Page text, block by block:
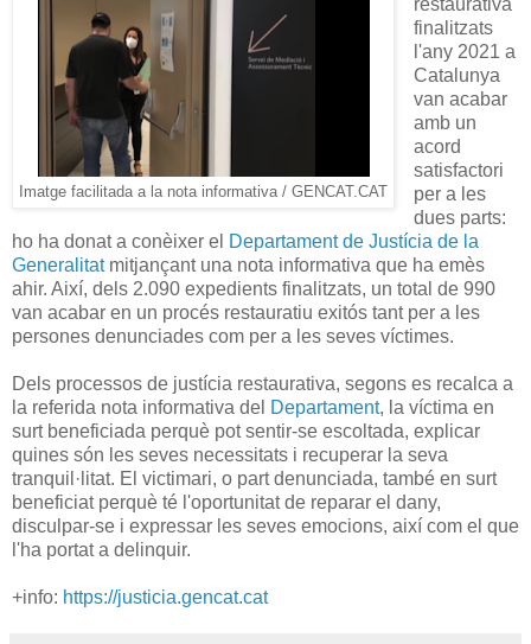
Imatge facilitada a la nota informativa / GENCAT.CAT
restaurativa
finalitzats
l'any 2021 a
Catalunya
van acabar
amb un
acord
satisfactori
per a les
dues parts:
ho ha donat a conèixer el Departament de Justícia de la
Generalitatmitjançant una nota informativa que ha emès
ahir. Així, dels 2.090 expedients finalitzats, un total de 990
van acabar en un procés restauratiu exitós tant per a les
persones denunciades com per a les seves víctimes.
Dels processos de justícia restaurativa, segons es recalca a
la referida nota informativa del Departament, la víctima en
surt beneficiada perquè pot sentir-se escoltada, explicar
quines són les seves necessitats i recuperar la seva
tranquil·litat. El victimari, o part denunciada, també en surt
beneficiat perquè té l'oportunitat de reparar el dany,
disculpar-se i expressar les seves emocions, així com el que
l'ha portat a delinquir.
+info: https://justicia.gencat.cat